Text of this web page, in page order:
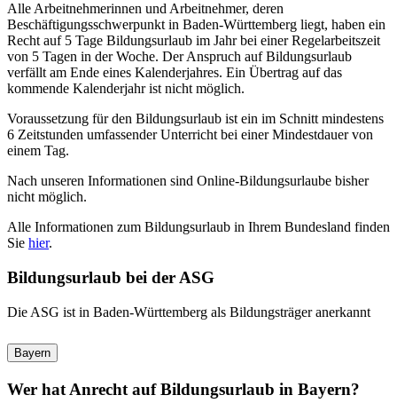
Alle Arbeitnehmerinnen und Arbeitnehmer, deren
Beschäftigungsschwerpunkt in Baden-Württemberg liegt, haben ein
Recht auf 5 Tage Bildungsurlaub im Jahr bei einer Regelarbeitszeit
von 5 Tagen in der Woche. Der Anspruch auf Bildungsurlaub
verfällt am Ende eines Kalenderjahres. Ein Übertrag auf das
kommende Kalenderjahr ist nicht möglich.
Voraussetzung für den Bildungsurlaub ist ein im Schnitt mindestens
6 Zeitstunden umfassender Unterricht bei einer Mindestdauer von
einem Tag.
Nach unseren Informationen sind Online-Bildungsurlaube bisher
nicht möglich.
Alle Informationen zum Bildungsurlaub in Ihrem Bundesland finden
Sie hier.
Bildungsurlaub bei der ASG
Die ASG ist in Baden-Württemberg als Bildungsträger anerkannt
Bayern
Wer hat Anrecht auf Bildungsurlaub in Bayern?